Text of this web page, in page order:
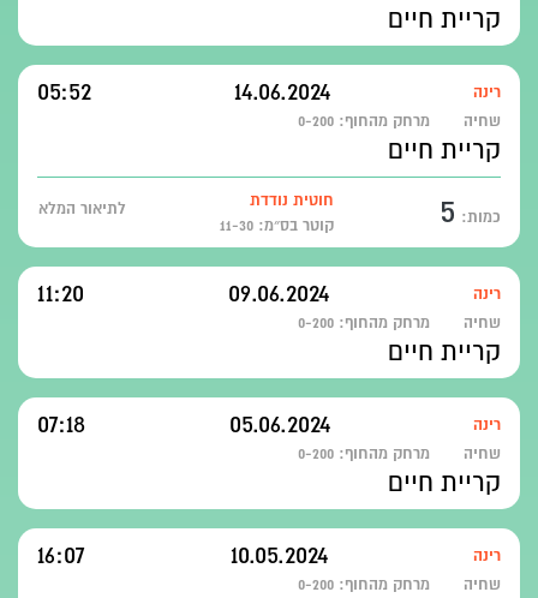
קריית חיים
רינה 14.06.2024
05:52
שחיה מרחק מהחוף: 0-200
קריית חיים
כמות: 5
חוטית נודדת
קוטר בס״מ: 11-30
לתיאור המלא
רינה 09.06.2024
11:20
שחיה מרחק מהחוף: 0-200
קריית חיים
רינה 05.06.2024
07:18
שחיה מרחק מהחוף: 0-200
קריית חיים
רינה 10.05.2024
16:07
שחיה מרחק מהחוף: 0-200